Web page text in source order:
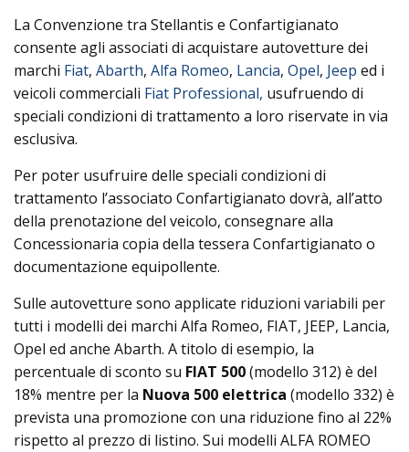
La Convenzione tra Stellantis e Confartigianato
consente agli associati di acquistare autovetture dei
marchi Fiat, Abarth, Alfa Romeo, Lancia, Opel, Jeep ed i
veicoli commerciali Fiat Professional, usufruendo di
speciali condizioni di trattamento a loro riservate in via
esclusiva.
Per poter usufruire delle speciali condizioni di
trattamento l’associato Confartigianato dovrà, all’atto
della prenotazione del veicolo, consegnare alla
Concessionaria copia della tessera Confartigianato o
documentazione equipollente.
Sulle autovetture sono applicate riduzioni variabili per
tutti i modelli dei marchi Alfa Romeo, FIAT, JEEP, Lancia,
Opel ed anche Abarth. A titolo di esempio, la
percentuale di sconto su FIAT 500(modello 312) è del
18% mentre per la Nuova 500 elettrica (modello 332) è
prevista una promozione con una riduzione fino al 22%
rispetto al prezzo di listino. Sui modelli ALFA ROMEO